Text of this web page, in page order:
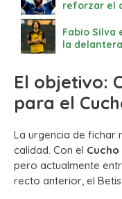
reforzar el
Fabio Silva
la
El objetivo:
para el
La urgencia de fichar
calidad. Con el
pero actualmente
recto anterior, el